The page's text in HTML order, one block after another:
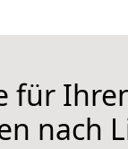
für
nach